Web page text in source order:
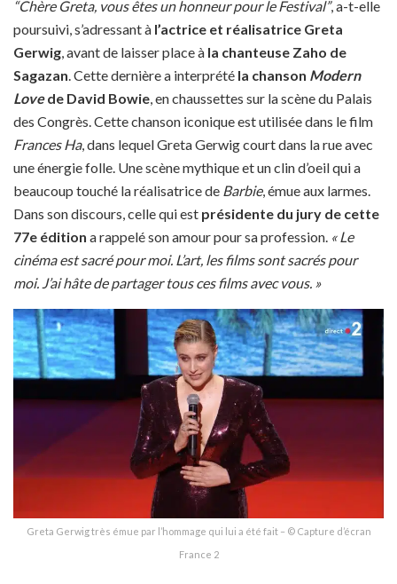
“Chère Greta, vous êtes un honneur pour le Festival”, a-t-elle
poursuivi, s’adressant à l’actrice et réalisatrice Greta
Gerwig, avant de laisser place à la chanteuse Zaho de
Sagazan. Cette dernière a interprété la chanson Modern
Lovede David Bowie, en chaussettes sur la scène du Palais
des Congrès. Cette chanson iconique est utilisée dans le film
Frances Ha, dans lequel Greta Gerwig court dans la rue avec
une énergie folle. Une scène mythique et un clin d’oeil qui a
beaucoup touché la réalisatrice de Barbie, émue aux larmes.
Dans son discours, celle qui est présidente du jury de cette
77e édition a rappelé son amour pour sa profession. « Le
cinéma est sacré pour moi. L’art, les films sont sacrés pour
moi. J’ai hâte de partager tous ces films avec vous. »
Greta Gerwig très émue par l’hommage qui lui a été fait – © Capture d’écran
France 2